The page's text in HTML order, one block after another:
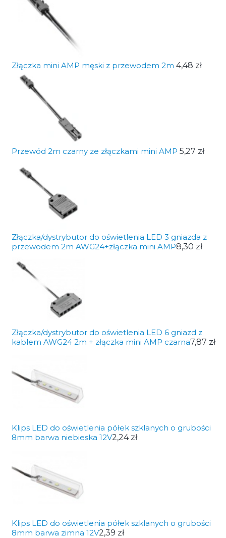
Złączka mini AMP męski z przewodem 2m 4,48 zł
Przewód 2m czarny ze złączkami mini AMP 5,27 zł
Złączka/dystrybutor do oświetlenia LED 3 gniazda z
przewodem 2m AWG24+złączka mini AMP8,30 zł
Złączka/dystrybutor do oświetlenia LED 6 gniazd z
kablem AWG24 2m + złączka mini AMP czarna7,87 zł
Klips LED do oświetlenia półek szklanych o grubości
8mm barwa niebieska 12V2,24 zł
Klips LED do oświetlenia półek szklanych o grubości
8mm barwa zimna 12V2,39 zł